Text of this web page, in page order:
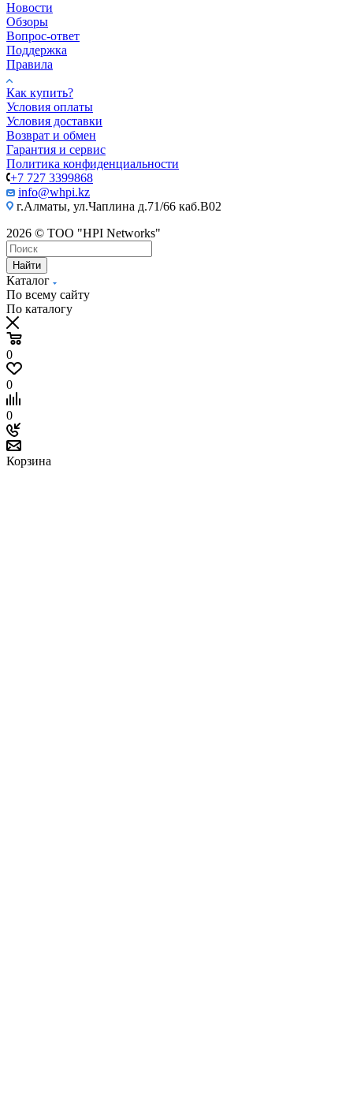
Новости
Обзоры
Вопрос-ответ
Поддержка
Правила
Как купить?
Условия оплаты
Условия доставки
Возврат и обмен
Гарантия и сервис
Политика конфиденциальности
+7 727 3399868
info@whpi.kz
г.Алматы, ул.Чаплина д.71/66 каб.B02
2026 © ТОО "HPI Networks"
Найти
Каталог
По всему сайту
По каталогу
0
0
0
Корзина